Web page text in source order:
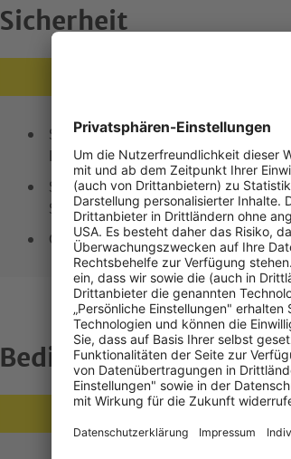
Sicherheit
Sehr geringes Verletzungsrisiko beim
Frontcrash
Sehr geringes Verletzungsrisiko beim
Seitencrash
Guter Gurtverlauf
Bedienung
Stärken